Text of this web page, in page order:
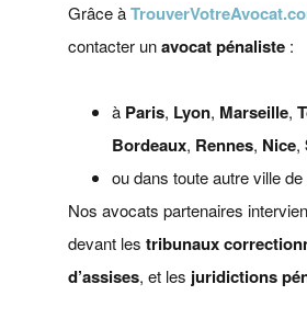
Grâce à
contacter unavocat pénaliste :
à Paris, Lyon, Marseille,
Bordeaux, Rennes, Nice,
ou dans toute autre ville de
Nos avocats partenaires
devant lestribunaux
d’assises, et les juridictions